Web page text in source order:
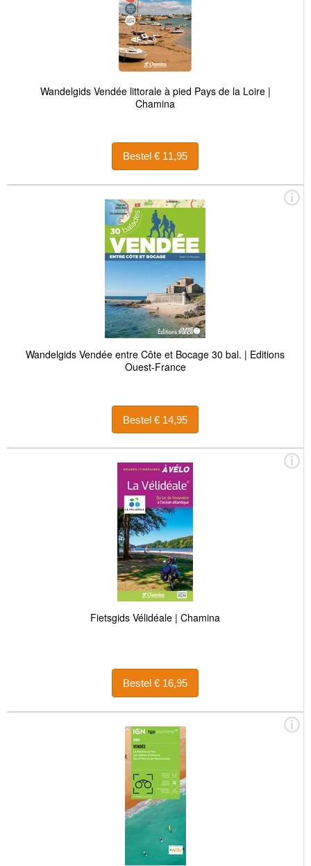
Wandelgids Vendée littorale à pied Pays de la Loire |
Chamina
Bestel € 11,95
Wandelgids Vendée entre Côte et Bocage 30 bal. | Editions
Ouest-France
Bestel € 14,95
Fietsgids Vélidéale | Chamina
Bestel € 16,95